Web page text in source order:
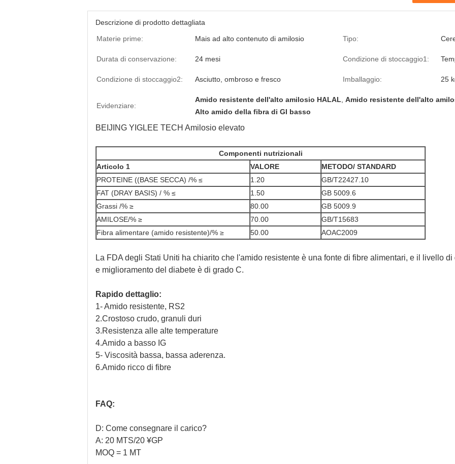
Descrizione di prodotto dettagliata
Materie prime:
Mais ad alto contenuto di amilosio Tipo:
Durata di conservazione: 24 mesi Condizione di stoccaggio1:
Condizione di stoccaggio2: Asciutto, ombroso e fresco Imballaggio: 25
Evidenziare:
Amido resistente dell'alto amilosio HALAL Amido resistente dell'alto
Alto amido della fibra di GI basso
BEIJING YIGLEE TECH Amilosio elevato
Componenti nutrizionali
Articolo 1
VALORE METODO/ STANDARD
PROTEINE ((BASE SECCA) /% ≤
1.20
GB/T22427.10
FAT (DRAY BASIS) / % ≤
1.50
GB 5009.6
Grassi /% ≥
80.00
GB 5009.9
AMILOSE/% ≥
70.00
GB/T15683
Fibra alimentare (amido resistente)/% ≥
50.00 AOAC2009
La FDA degli Stati Uniti ha chiarito che l'amido resistente è una fonte di fibre alimentari, e il livello
e miglioramento del diabete è di grado C.
Rapido dettaglio:
1- Amido resistente, RS2
2.Crostoso crudo, granuli duri
3.Resistenza alle alte temperature
4.Amido a basso IG
5- Viscosità bassa, bassa aderenza.
6.Amido ricco di fibre
FAQ:
D: Come consegnare il carico?
A: 20 MTS/20 ¥GP
MOQ = 1 MT